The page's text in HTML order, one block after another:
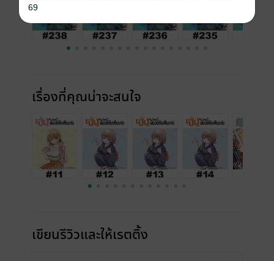
เรื่องที่คุณน่าจะสนใจ
เขียนรีวิวและให้เรตติ้ง
69